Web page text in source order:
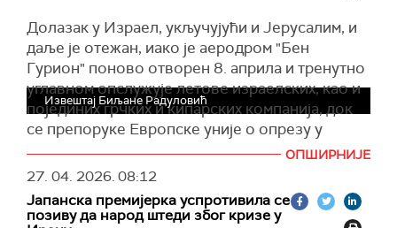
Сведочење Нетанјахуа, коме се суди у
дуготрајном поступку за корупцију, превару,
злоупотребу положаја и примање мита,
последњи пут је било одложено 12. априла,
када је његов адвокат такође затражио
одлагање због безбедносне ситуације у
региону.
Процес против њега траје од 2019. године, а
Нетанјаху је први актуелни премијер у
Долазак у Израел, укључујући и Јерусалим, и
даље је отежан, иако је аеродром "Бен
Гурион" поново отворен 8. априла и тренутно
углавном опслужује летове израелских, као и
појединих грчких и кипарских компанија, док
се препоруке Европске уније о опрезу у
ваздушном саобраћају примењују до 1. маја.
У самом Јерусалиму последњих дана готово
да није било сирена за ваздушну опасност, али
се оне и даље редовно оглашавају на северу
Извештај Биљане Радуловић
ОПШИРНИЈЕ
27. 04. 2026.08:12
Јапанска премијерка успротивила се
позиву да народ штеди због кризе у